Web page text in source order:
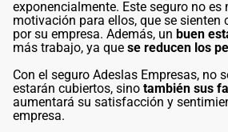
exponencialmente. Este seguro no es
motivación para ellos, que se sienten
por su empresa. Además, un buen
más trabajo, ya que se reducen los
Con el seguro Adeslas Empresas, no
estarán cubiertos, sino también sus
aumentará su satisfacción y
empresa.